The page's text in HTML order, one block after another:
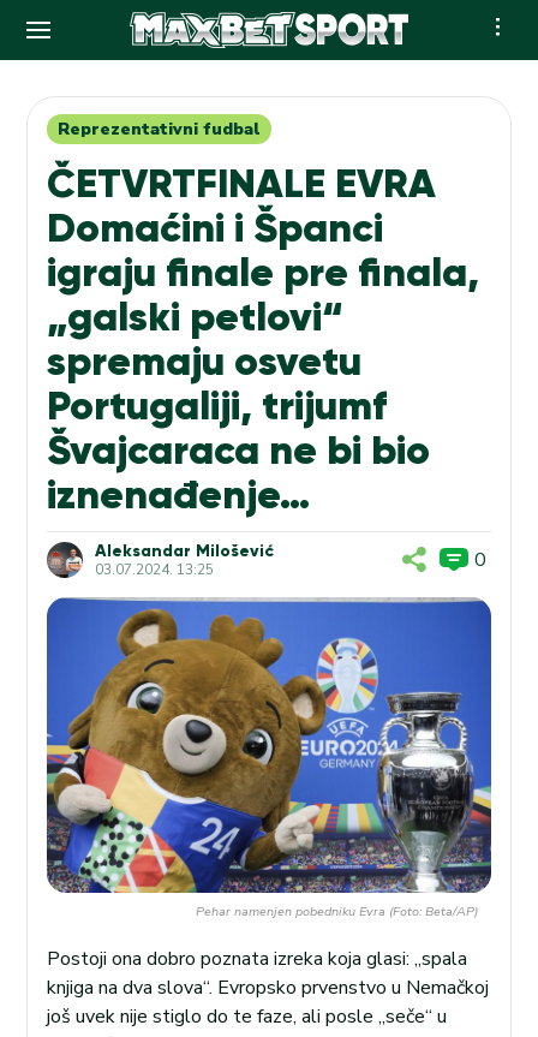
contentReprezentativni fudbal
ČETVRTFINALE EVRA
Domaćini i Španci
igraju finale pre finala,
„galski petlovi“
spremaju osvetu
Portugaliji, trijumf
Švajcaraca ne bi bio
iznenađenje…
Aleksandar Milošević
03.07.2024. 13:25 0
Pehar namenjen pobedniku Evra (Foto: Beta/AP)
Postoji ona dobro poznata izreka koja glasi: „spala
knjiga na dva slova“. Evropsko prvenstvo u Nemačkoj
još uvek nije stiglo do te faze, ali posle „seče“ u